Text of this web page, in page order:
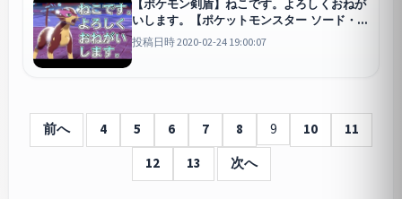
【ポケモン剣盾】ねこです。よろしくおねが
いします。【ポケットモンスター ソード・シ
ールド/剣盾】
剣盾
投稿日時 2020-02-24 19:00:07
前へ 4 5 6 7 8 9 10
11
12
13 次へ